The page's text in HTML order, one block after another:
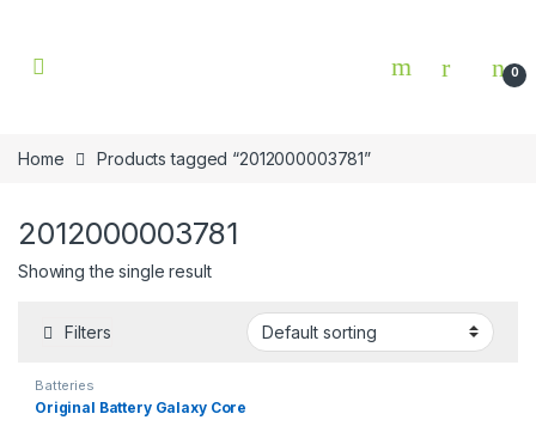
0
Home Products tagged “2012000003781”
2012000003781
Showing the single result
Filters
Batteries
Original Battery Galaxy Core